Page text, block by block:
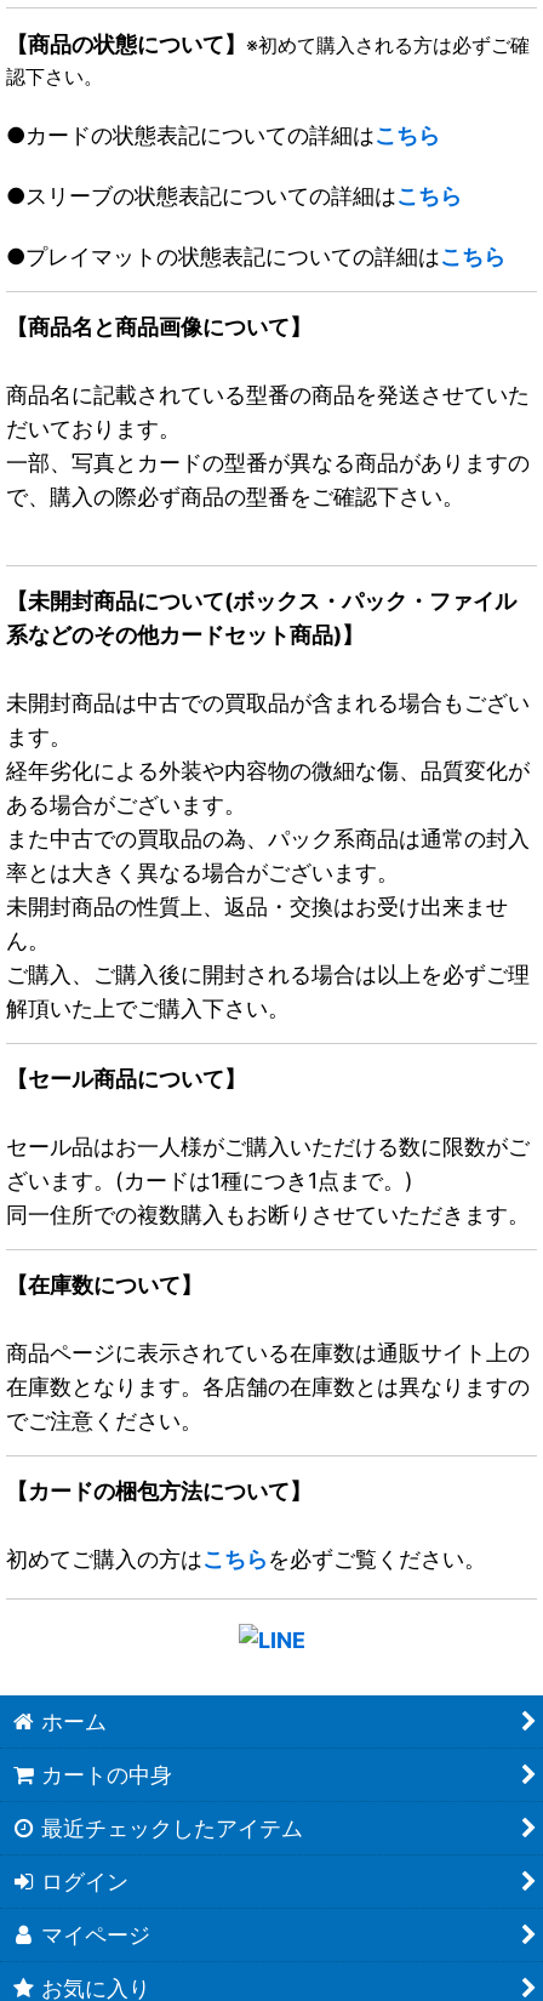
【商品の状態について】 ※初めて購入される方は必ずご確
認下さい。
●カードの状態表記についての詳細はこちら
●スリーブの状態表記についての詳細はこちら
●プレイマットの状態表記についての詳細はこちら
【商品名と商品画像について】
商品名に記載されている型番の商品を発送させていた
だいております。
一部、写真とカードの型番が異なる商品がありますの
で、購入の際必ず商品の型番をご確認下さい。
【未開封商品について(ボックス・パック・ファイル
系などのその他カードセット商品)】
未開封商品は中古での買取品が含まれる場合もござい
ます。
経年劣化による外装や内容物の微細な傷、品質変化が
ある場合がございます。
また中古での買取品の為、パック系商品は通常の封入
率とは大きく異なる場合がございます。
未開封商品の性質上、返品・交換はお受け出来ませ
ん。
ご購入、ご購入後に開封される場合は以上を必ずご理
解頂いた上でご購入下さい。
【セール商品について】
セール品はお一人様がご購入いただける数に限数がご
ざいます。(カードは1種につき1点まで。)
同一住所での複数購入もお断りさせていただきます。
【在庫数について】
商品ページに表示されている在庫数は通販サイト上の
在庫数となります。各店舗の在庫数とは異なりますの
でご注意ください。
【カードの梱包方法について】
初めてご購入の方はこちらを必ずご覧ください。
ホーム
カートの中身
最近チェックしたアイテム
ログイン
マイページ
お気に入り